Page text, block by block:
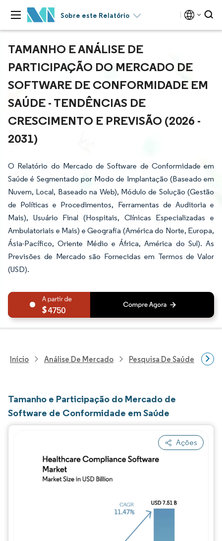
Sobre este Relatório
TAMANHO E ANÁLISE DE
PARTICIPAÇÃO DO MERCADO DE
SOFTWARE DE CONFORMIDADE EM
SAÚDE - TENDÊNCIAS DE
CRESCIMENTO E PREVISÃO (2026 -
2031)
O Relatório do Mercado de Software de Conformidade em
Saúde é Segmentado por Modo de Implantação (Baseado em
Nuvem, Local, Baseado na Web), Módulo de Solução (Gestão
de Políticas e Procedimentos, Ferramentas de Auditoria e
Mais), Usuário Final (Hospitais, Clínicas Especializadas e
Ambulatoriais e Mais) e Geografia (América do Norte, Europa,
Ásia-Pacífico, Oriente Médio e África, América do Sul). As
Previsões de Mercado são Fornecidas em Termos de Valor
(USD).
4750
Início Análise De Mercado Pesquisa De Saúde
Tamanho e Participação do Mercado de
Software de Conformidade em Saúde
Ações